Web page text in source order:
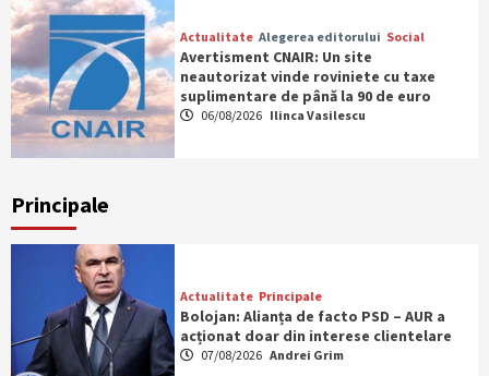
Actualitate Alegerea editorului Social
Avertisment CNAIR: Un site
neautorizat vinde roviniete cu taxe
suplimentare de până la 90 de euro
06/08/2026 Ilinca Vasilescu
Principale
Actualitate Principale
Bolojan: Alianța de facto PSD – AUR a
acționat doar din interese clientelare
07/08/2026 Andrei Grim